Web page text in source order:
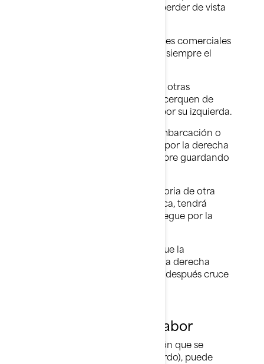
disfrutar de la navegación sin perder de vista
Los veleros, las embarcaciones comerciales
y los barcos de pesca tienen siempre el
Manténgase a la derecha de otras
embarcaciones cuando se acerquen de
frente, de modo que pasen por su izquierda.
Cuando sobrepase a otra embarcación o
moto acuática, puede pasar por la derecha
o por la izquierda, pero siempre guardando
Si va a cruzarse en la trayectoria de otra
embarcación o moto acuática, tendrá
preferencia de paso la que llegue por la
Aminore la velocidad para que la
embarcación que viene por la derecha
pueda continuar su rumbo y después cruce
Paso de babor con babor
Al acercarse a otra embarcación que se
encuentre a babor (lado izquierdo), puede